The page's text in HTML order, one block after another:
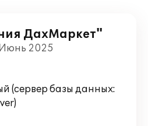
ДахМаркет"
Июнь 2025
(сервер базы данных: